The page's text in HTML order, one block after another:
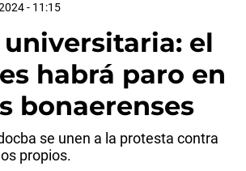
- 11:15
el
habrá paro en
bonaerenses
se unen a la protesta contra
propios.